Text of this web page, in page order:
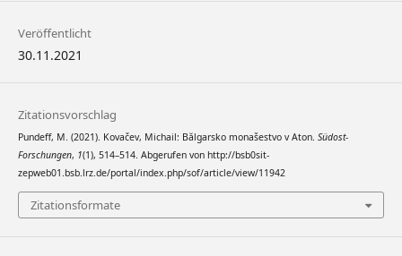
Veröffentlicht
30.11.2021
Zitationsvorschlag
Pundeff, M. (2021). Kovačev, Michail: Bălgarsko monašestvo v Aton. Südost-
Forschungen, 1(1), 514–514. Abgerufen von http://bsb0sit-
zepweb01.bsb.lrz.de/portal/index.php/sof/article/view/11942
Zitationsformate